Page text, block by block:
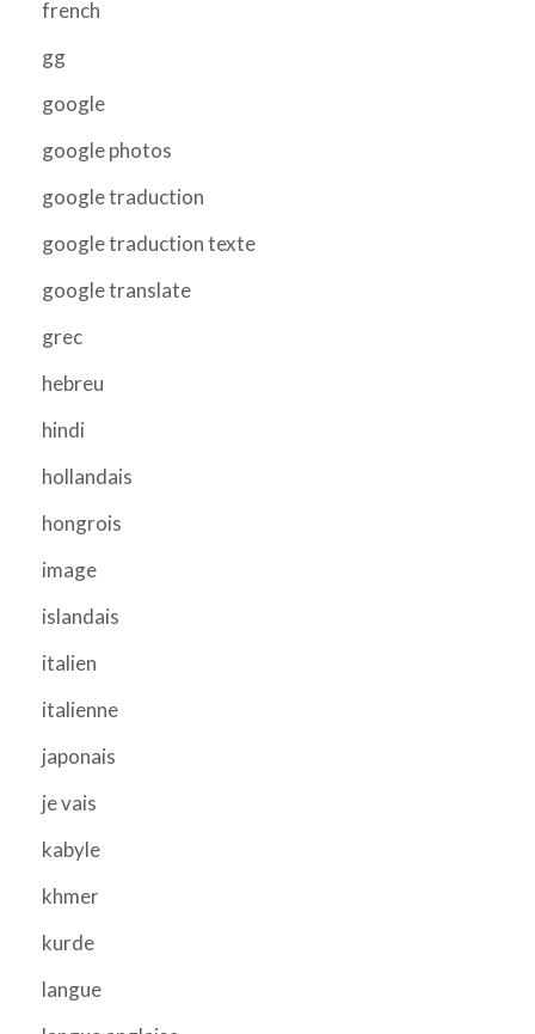
french
gg
google
google photos
google traduction
google traduction texte
google translate
grec
hebreu
hindi
hollandais
hongrois
image
islandais
italien
italienne
japonais
je vais
kabyle
khmer
kurde
langue